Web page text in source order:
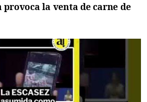
provoca la venta de carne de